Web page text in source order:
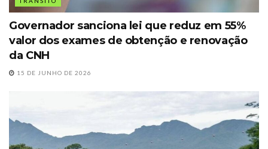
Governador sanciona lei que reduz em 55%
valor dos exames de obtenção e renovação
da CNH
15 DE JUNHO DE 2026